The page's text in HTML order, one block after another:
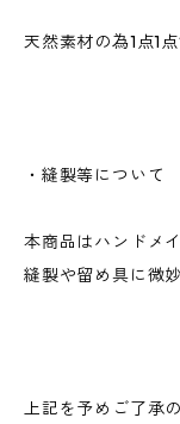
天然素材の為1点1
・縫製等について
本商品はハンドメ
縫製や留め具に微
上記を予めご了承